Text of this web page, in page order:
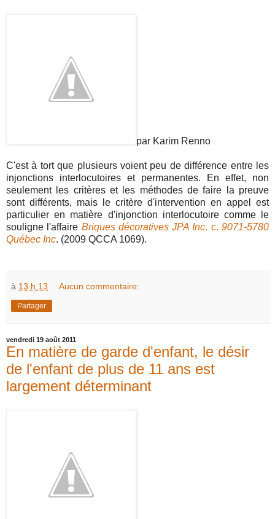
par Karim Renno
C'est à tort que plusieurs voient peu de différence entre les
injonctions interlocutoires et permanentes. En effet, non
seulement les critères et les méthodes de faire la preuve
sont différents, mais le critère d'intervention en appel est
particulier en matière d'injonction interlocutoire comme le
souligne l'affaire Briques décoratives JPA Inc. c. 9071-5780
Québec Inc. (2009 QCCA 1069).
à 13 h 13 Aucun commentaire:
Partager
vendredi 19 août 2011
En matière de garde d'enfant, le désir
de l'enfant de plus de 11 ans est
largement déterminant